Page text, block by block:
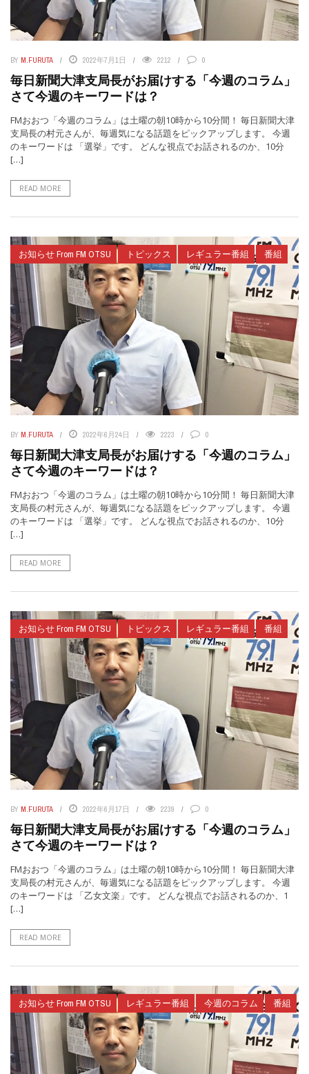
BY M.FURUTA 2022年7月1日 2212 0
毎日新聞大津支局長がお届けする「今週のコラム」
さて今週のキーワードは？
FMおおつ「今週のコラム」は土曜の朝10時から10分間！ 毎日新聞大津
支局長の村元さんが、毎週気になる話題をピックアップします。 今週
のキーワードは 「選挙」です。 どんな視点でお話されるのか、10分
[…]
READ MORE
お知らせ From FM OTSU トピックス レギュラー番組 番組
BY M.FURUTA 2022年6月24日 2223 0
毎日新聞大津支局長がお届けする「今週のコラム」
さて今週のキーワードは？
FMおおつ「今週のコラム」は土曜の朝10時から10分間！ 毎日新聞大津
支局長の村元さんが、毎週気になる話題をピックアップします。 今週
のキーワードは 「選挙」です。 どんな視点でお話されるのか、10分
[…]
READ MORE
お知らせ From FM OTSU トピックス レギュラー番組 番組
BY M.FURUTA 2022年6月17日 2239 0
毎日新聞大津支局長がお届けする「今週のコラム」
さて今週のキーワードは？
FMおおつ「今週のコラム」は土曜の朝10時から10分間！ 毎日新聞大津
支局長の村元さんが、毎週気になる話題をピックアップします。 今週
のキーワードは 「乙女文楽」です。 どんな視点でお話されるのか、1
[…]
READ MORE
お知らせ From FM OTSU レギュラー番組 今週のコラム 番組